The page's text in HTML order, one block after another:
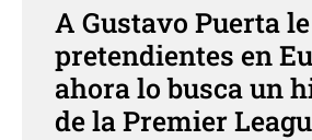
A Gustavo Puerta
pretendientes en
ahora lo busca un
de la Premier